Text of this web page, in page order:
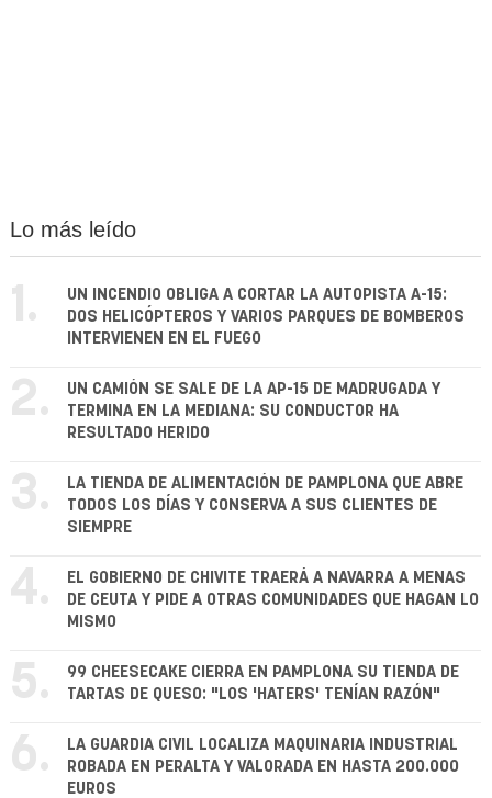
Lo más leído
1.
UN INCENDIO OBLIGA A CORTAR LA AUTOPISTA A-15:
DOS HELICÓPTEROS Y VARIOS PARQUES DE BOMBEROS
INTERVIENEN EN EL FUEGO
2.
UN CAMIÓN SE SALE DE LA AP-15 DE MADRUGADA Y
TERMINA EN LA MEDIANA: SU CONDUCTOR HA
RESULTADO HERIDO
3.
LA TIENDA DE ALIMENTACIÓN DE PAMPLONA QUE ABRE
TODOS LOS DÍAS Y CONSERVA A SUS CLIENTES DE
SIEMPRE
4.
EL GOBIERNO DE CHIVITE TRAERÁ A NAVARRA A MENAS
DE CEUTA Y PIDE A OTRAS COMUNIDADES QUE HAGAN LO
MISMO
5.
99 CHEESECAKE CIERRA EN PAMPLONA SU TIENDA DE
TARTAS DE QUESO: "LOS 'HATERS' TENÍAN RAZÓN"
6.
LA GUARDIA CIVIL LOCALIZA MAQUINARIA INDUSTRIAL
ROBADA EN PERALTA Y VALORADA EN HASTA 200.000
EUROS